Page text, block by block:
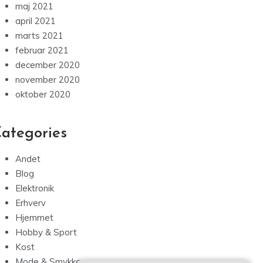
maj 2021
april 2021
marts 2021
februar 2021
december 2020
november 2020
oktober 2020
Andet
Blog
Elektronik
Erhverv
Hjemmet
Hobby & Sport
Kost